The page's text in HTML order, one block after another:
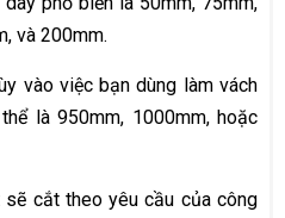
và 200mm.
vào việc bạn dùng làm vách
là 950mm, 1000mm, hoặc
sẽ cắt theo yêu cầu của công